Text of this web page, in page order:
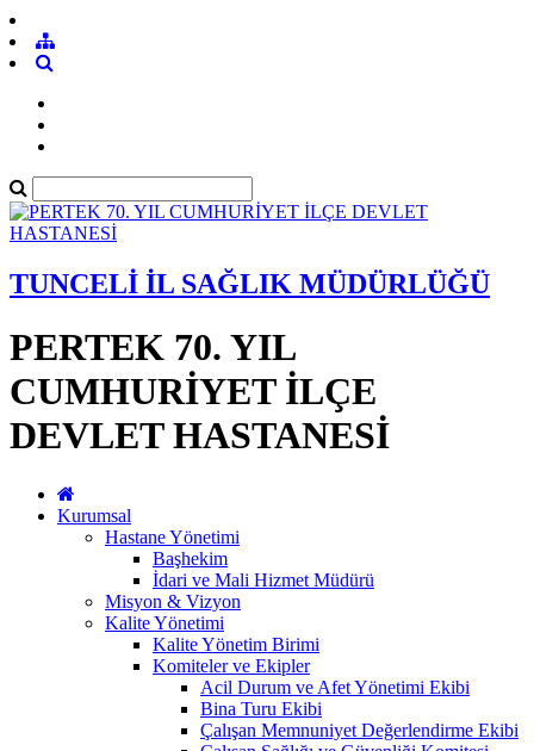
TUNCELİ İL SAĞLIK MÜDÜRLÜĞÜ
PERTEK 70. YIL
CUMHURİYET İLÇE
DEVLET HASTANESİ
Kurumsal
Hastane Yönetimi
Başhekim
İdari ve Mali Hizmet Müdürü
Misyon & Vizyon
Kalite Yönetimi
Kalite Yönetim Birimi
Komiteler ve Ekipler
Acil Durum ve Afet Yönetimi Ekibi
Bina Turu Ekibi
Çalışan Memnuniyet Değerlendirme Ekibi